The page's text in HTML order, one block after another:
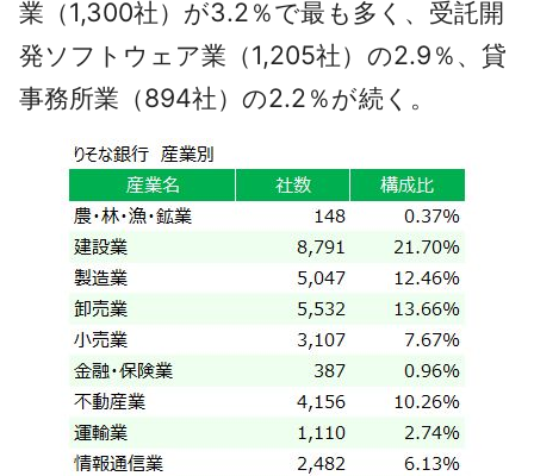
業（1,300社）が3.2％で最も多く、受託開
発ソフトウェア業（1,205社）の2.9％、貸
事務所業（894社）の2.2％が続く。